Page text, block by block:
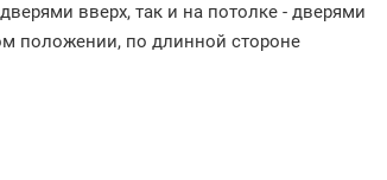
вверх, так и на потолке - дверями
положении, по длинной стороне